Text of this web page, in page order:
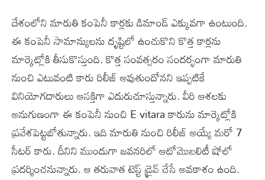
దేశంలోని మారుతి కంపెనీ కార్లకు డిమాండ్ ఎక్కువగా ఉంటుంది.
ఈ కంపెనీ సామాన్యులను దృష్టిలో ఉంచుకొని కొత్త కార్లను
మార్కెట్లోకి తీసుకొస్తుంది. కొత్త సంవత్సరం సందర్భంగా మారుతి
నుంచి ఎటువంటి కారు రిలీజ్ అవుతుందోనని ఇప్పటికే
వినియోగదారులు ఆసక్తిగా ఎదురుచూస్తున్నారు. వీరి ఆశలకు
అనుగుణంగా ఈ కంపెనీ నుంచి E vitara కారును మార్కెట్లోకి
ప్రవేశపెట్టబోతున్నారు. ఇది మారుతి నుంచి రిలీజ్ అయ్యే మరో 7
సీటర్ కారు. దీనిని ముందుగా జవనరిలో ఆటోమొబలిటీ షోలో
ప్రదర్శించనున్నారు. ఆ తరువాత టెస్ట్ డ్రైవ్ చేసే అవకాశం ఉంది.